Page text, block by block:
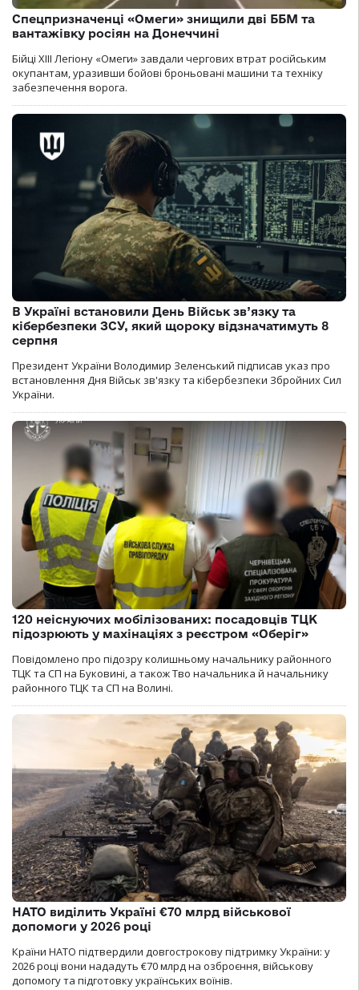
Спецпризначенці «Омеги» знищили дві ББМ та
вантажівку росіян на Донеччині
Бійці ХІІІ Легіону «Омеги» завдали чергових втрат російським
окупантам, уразивши бойові броньовані машини та техніку
забезпечення ворога.
В Україні встановили День Військ зв’язку та
кібербезпеки ЗСУ, який щороку відзначатимуть 8
серпня
Президент України Володимир Зеленський підписав указ про
встановлення Дня Військ зв'язку та кібербезпеки Збройних Сил
України.
120 неіснуючих мобілізованих: посадовців ТЦК
підозрюють у махінаціях з реєстром «Оберіг»
Повідомлено про підозру колишньому начальнику районного
ТЦК та СП на Буковині, а також Тво начальника й начальнику
районного ТЦК та СП на Волині.
НАТО виділить Україні €70 млрд військової
допомоги у 2026 році
Країни НАТО підтвердили довгострокову підтримку України: у
2026 році вони нададуть €70 млрд на озброєння, військову
допомогу та підготовку українських воїнів.